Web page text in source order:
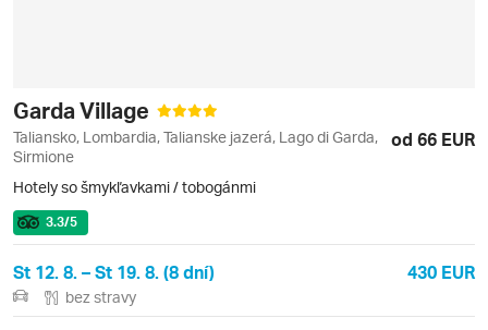
Garda Village
Taliansko, Lombardia, Talianske jazerá, Lago di Garda,
Sirmione
od 66 EUR
Hotely so šmykľavkami / tobogánmi
3.3/5
St 12. 8. – St 19. 8. (8 dní) 430 EUR
bez stravy